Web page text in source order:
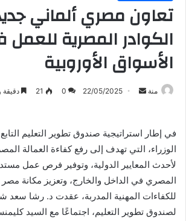
تعاون مصري ألماني
الكوادر المصرية
الأسواق الأوروبية
منة
أرسل 22/05/2025
0
21 دقيقة
في إطار استراتيجية صندوق تطوير التعليم
الوزراء، التي تهدف إلى رفع كفاءة العمالة
لأحدث المعايير الدولية، وتوفير فرص عمل
المصري في الداخل والخارج، وتعزيز مكانة
للكفاءات المهنية المدربة، عقدت د. رشا سعد
لصندوق تطوير التعليم، اجتماعًا مع السيد